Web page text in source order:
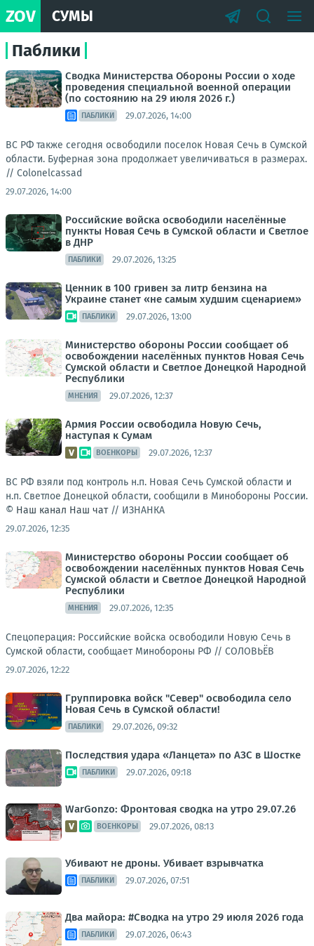
ZOV СУМЫ
Паблики
Сводка Министерства Обороны России о ходе
проведения специальной военной операции
(по состоянию на 29 июля 2026 г.)
ПАБЛИКИ 29.07.2026, 14:00
ВС РФ также сегодня освободили поселок Новая Сечь в Сумской
области. Буферная зона продолжает увеличиваться в размерах.
// Colonelcassad
29.07.2026, 14:00
Российские войска освободили населённые
пункты Новая Сечь в Сумской области и Светлое
в ДНР
ПАБЛИКИ 29.07.2026, 13:25
Ценник в 100 гривен за литр бензина на
Украине станет «не самым худшим сценарием»
ПАБЛИКИ 29.07.2026, 13:00
Министерство обороны России сообщает об
освобождении населённых пунктов Новая Сечь
Сумской области и Светлое Донецкой Народной
Республики
МНЕНИЯ 29.07.2026, 12:37
Армия России освободила Новую Сечь,
наступая к Сумам
ВОЕНКОРЫ 29.07.2026, 12:37
ВС РФ взяли под контроль н.п. Новая Сечь Сумской области и
н.п. Светлое Донецкой области, сообщили в Минобороны России.
© Наш канал Наш чат// ИЗНАНКА
29.07.2026, 12:35
Министерство обороны России сообщает об
освобождении населённых пунктов Новая Сечь
Сумской области и Светлое Донецкой Народной
Республики
МНЕНИЯ 29.07.2026, 12:35
Спецоперация: Российские войска освободили Новую Сечь в
Сумской области, сообщает Минобороны РФ // СОЛОВЬЁВ
29.07.2026, 12:22
Группировка войск "Север" освободила село
Новая Сечь в Сумской области!
ПАБЛИКИ 29.07.2026, 09:32
Последствия удара «Ланцета» по АЗС в Шостке
ПАБЛИКИ 29.07.2026, 09:18
WarGonzo: Фронтовая сводка на утро 29.07.26
ВОЕНКОРЫ 29.07.2026, 08:13
Убивают не дроны. Убивает взрывчатка
ПАБЛИКИ 29.07.2026, 07:51
Два майора: #Сводка на утро 29 июля 2026 года
ПАБЛИКИ 29.07.2026, 06:43